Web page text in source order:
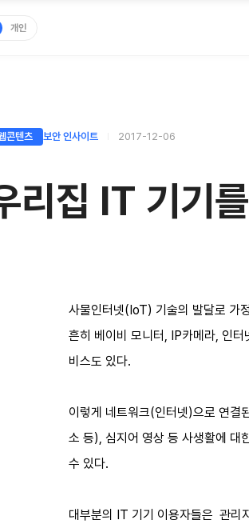
개인
콘텐츠 보안 인사이트 2017-12-06
리집 IT 기기
사물인터넷(IoT) 기술의 발달로 가
흔히 베이비 모니터, IP카메라, 인
비스도 있다.
이렇게 네트워크(인터넷)으로 연결
소 등), 심지어 영상 등 사생활에 대
수 있다.
대부분의 IT 기기 이용자들은 관리